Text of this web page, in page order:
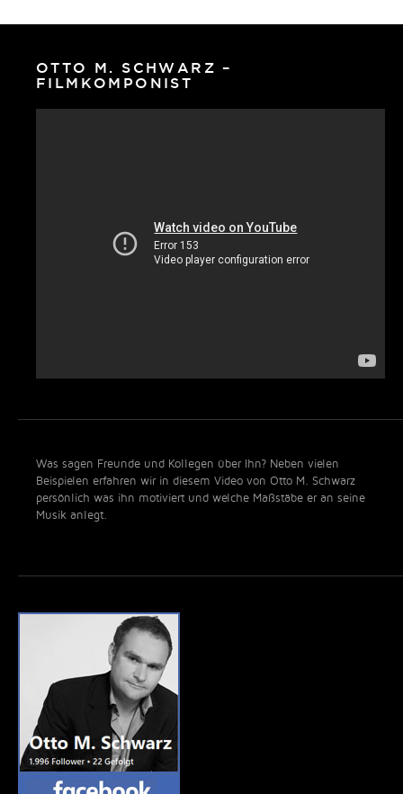
OTTO M. SCHWARZ –
FILMKOMPONIST
Was sagen Freunde und Kollegen über Ihn? Neben vielen
Beispielen erfahren wir in diesem Video von Otto M. Schwarz
persönlich was ihn motiviert und welche Maßstäbe er an seine
Musik anlegt.